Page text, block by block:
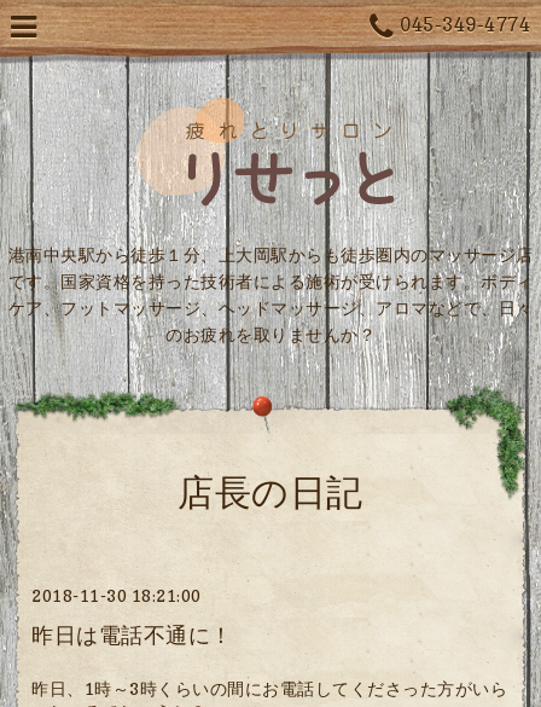
045-349-4774
港南中央駅から徒歩１分、上大岡駅からも徒歩圏内のマッサージ店
です。国家資格を持った技術者による施術が受けられます。ボディ
ケア、フットマッサージ、ヘッドマッサージ、アロマなどで、日々
のお疲れを取りませんか？
店長の日記
2018-11-30 18:21:00
昨日は電話不通に！
昨日、1時～3時くらいの間にお電話してくださった方がいら